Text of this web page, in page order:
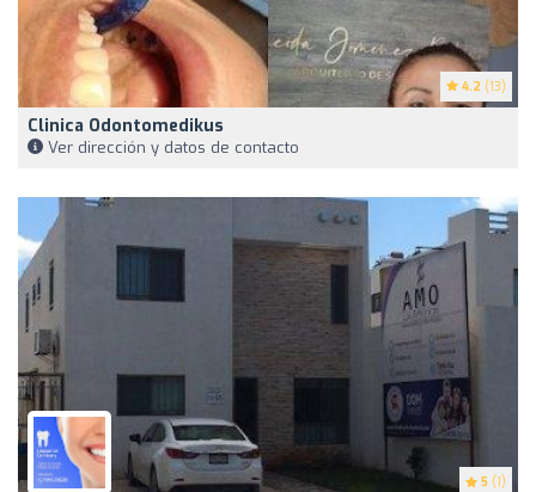
4.2 (13)
Clinica Odontomedikus
Ver dirección y datos de contacto
5 (1)